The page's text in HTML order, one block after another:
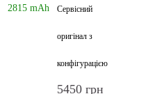
2815 mAh Сервісний
оригінал з
конфігурацією
5450 грн